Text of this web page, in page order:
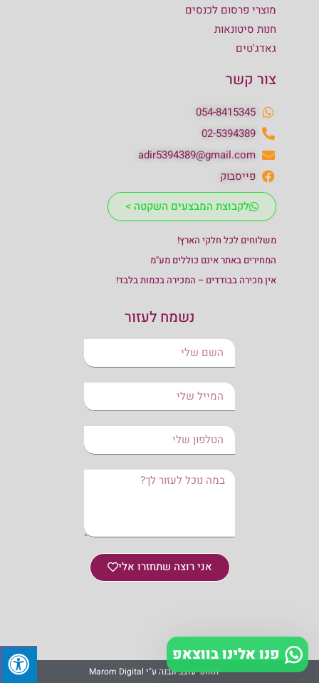
מוצרי פרסום לכנסים
חנות סיטונאות
גאדג'טים
צור קשר
054-8415345
02-5394389
adir5394389@gmail.com
פייסבוק
לקבוצת המבצעים השקטה >
משלוחים לכל חלקי הארץ!
המחירים באתר אינם כוללים מע"מ
אין מכירה בבודדים – המכירה בכמות בלבד!
נשמח לעזור
אני רוצה שתחזרו אלי
האתר עוצב ונבנה ע"י Marom Digital
פנו אלינו בווצאפ